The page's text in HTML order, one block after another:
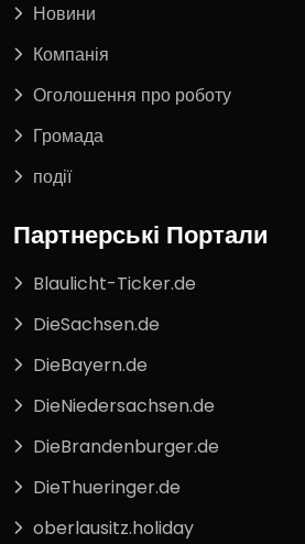
Новини
Компанія
Оголошення про роботу
Громада
події
Партнерські Портали
Blaulicht-Ticker.de
DieSachsen.de
DieBayern.de
DieNiedersachsen.de
DieBrandenburger.de
DieThueringer.de
oberlausitz.holiday